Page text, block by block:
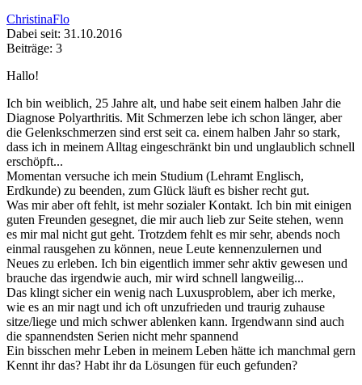
ChristinaFlo
Dabei seit: 31.10.2016
Beiträge: 3
Hallo!
Ich bin weiblich, 25 Jahre alt, und habe seit einem halben Jahr die
Diagnose Polyarthritis. Mit Schmerzen lebe ich schon länger, aber
die Gelenkschmerzen sind erst seit ca. einem halben Jahr so stark,
dass ich in meinem Alltag eingeschränkt bin und unglaublich schnell
erschöpft...
Momentan versuche ich mein Studium (Lehramt Englisch,
Erdkunde) zu beenden, zum Glück läuft es bisher recht gut.
Was mir aber oft fehlt, ist mehr sozialer Kontakt. Ich bin mit einigen
guten Freunden gesegnet, die mir auch lieb zur Seite stehen, wenn
es mir mal nicht gut geht. Trotzdem fehlt es mir sehr, abends noch
einmal rausgehen zu können, neue Leute kennenzulernen und
Neues zu erleben. Ich bin eigentlich immer sehr aktiv gewesen und
brauche das irgendwie auch, mir wird schnell langweilig...
Das klingt sicher ein wenig nach Luxusproblem, aber ich merke,
wie es an mir nagt und ich oft unzufrieden und traurig zuhause
sitze/liege und mich schwer ablenken kann. Irgendwann sind auch
die spannendsten Serien nicht mehr spannend
Ein bisschen mehr Leben in meinem Leben hätte ich manchmal gern
Kennt ihr das? Habt ihr da Lösungen für euch gefunden?